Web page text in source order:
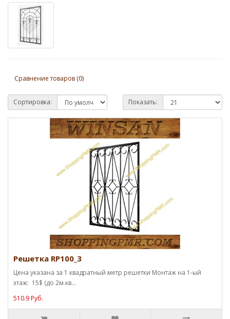
Сравнение товаров (0)
Сортировка: Показать:
Решетка RP100_3
Цена указана за 1 квадратный метр решетки Монтаж на 1-ый
этаж: 15$ (до 2м.кв...
510.9 Руб.